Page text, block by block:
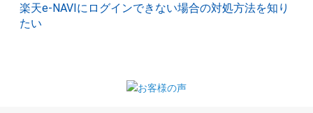
楽天e-NAVIにログインできない場合の対処方法を知り
たい